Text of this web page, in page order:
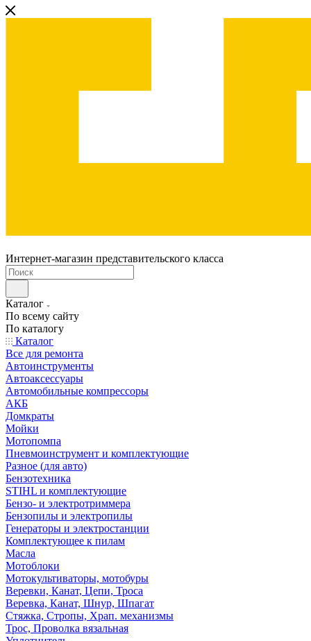
Интернет-магазин представительского класса
Каталог
По всему сайту
По каталогу
Каталог
Все для ремонта
Автоинструменты
Автоаксессуары
Автомобильные компрессоры
АКБ
Домкраты
Мойки
Мотопомпа
Пневмоинструмент и комплектующие
Разное (для авто)
Бензотехника
STIHL и комплектующие
Бензо- и электротриммера
Бензопилы и электропилы
Генераторы и электростанции
Комплектующее к пилам
Масла
Мотоблоки
Мотокультиваторы, мотобуры
Веревки, Канат, Цепи, Троса
Веревка, Канат, Шнур, Шпагат
Стяжка, Стропы, Храп. механизмы
Трос, Проволка вязальная